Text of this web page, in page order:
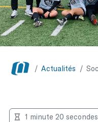
/ Actualités /
1 minute 20 secondes